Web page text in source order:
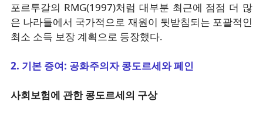
포르투갈의 RMG(1997)처럼 대부분 최근에 점점 더 많
은 나라들에서 국가적으로 재원이 뒷받침되는 포괄적인
최소 소득 보장 계획으로 등장했다.
2. 기본 증여: 공화주의자 콩도르세와 페인
사회보험에 관한 콩도르세의 구상